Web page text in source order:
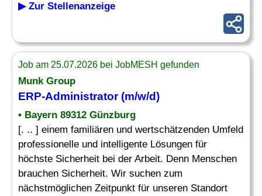
▶ Zur Stellenanzeige
Job am 25.07.2026 bei JobMESH gefunden
Munk Group
ERP-Administrator(m/w/d)
• Bayern 89312 Günzburg
[. .. ] einem familiären und wertschätzenden Umfeld
professionelle und intelligente Lösungen für
höchste Sicherheit bei der Arbeit. Denn Menschen
brauchen Sicherheit. Wir suchen zum
nächstmöglichen Zeitpunkt für unseren Standort